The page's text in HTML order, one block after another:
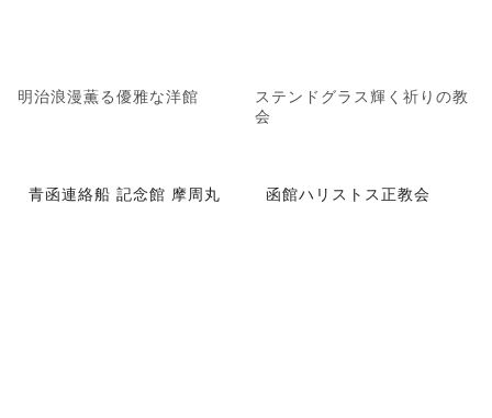
明治浪漫薫る優雅な洋館
ステンドグラス輝く祈りの教
会
青函連絡船 記念館 摩周丸 函館ハリストス正教会